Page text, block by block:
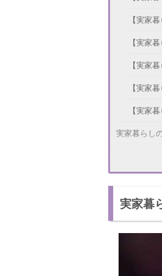
【実家
【実家
【実家
【実家
【実家
実家暮らし
実家暮らし
何歳までの
実家暮